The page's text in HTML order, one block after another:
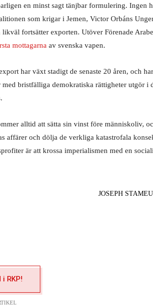
en minst sagt tänjbar formulering. Ingen
som krigar i Jemen, Victor Orbáns
likväl fortsätter exporten. Utöver Förenade
mottagarna av svenska vapen.
har växt stadigt de senaste 20 åren, och
bristfälliga demokratiska rättigheter utgör i
alltid att sätta sin vinst före människoliv,
affärer och dölja de verkliga katastrofala
är att krossa imperialismen med en
JOSEPH
i RKP!